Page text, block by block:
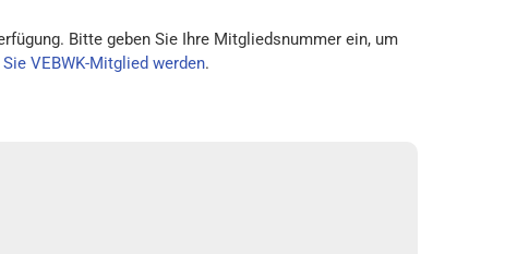
Bitte geben Sie Ihre Mitgliedsnummer ein, um
VEBWK-Mitglied werden.